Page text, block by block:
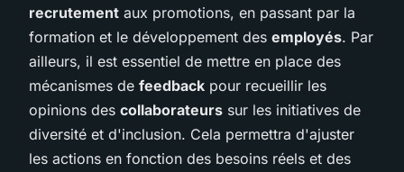
recrutement aux promotions, en passant par la
formation et le développement des employés. Par
ailleurs, il est essentiel de mettre en place des
mécanismes de feedback pour recueillir les
opinions des collaborateurs sur les initiatives de
diversité et d'inclusion. Cela permettra d'ajuster
les actions en fonction des besoins réels et des